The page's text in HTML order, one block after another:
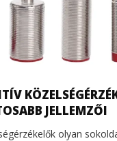
JELLEMZŐI
olyan